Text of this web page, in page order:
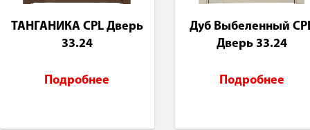
ТАНГАНИКА CPL Дверь
33.24
Подробнее
Дуб Выбеленный
Дверь 33.24
Подробнее